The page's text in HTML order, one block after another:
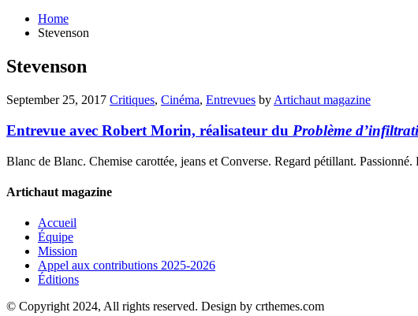
Home
Stevenson
Stevenson
September 25, 2017 Critiques, Cinéma, Entrevues by Artichaut magazine
Entrevue avec Robert Morin, réalisateur du Problème
Blanc de Blanc. Chemise carottée, jeans et Converse. Regard pétillant.
Artichaut magazine
Accueil
Équipe
Mission
Appel aux contributions 2025-2026
Éditions
© Copyright 2024, All rights reserved. Design by crthemes.com